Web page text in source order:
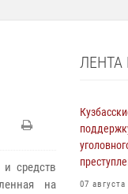
средств
на
ЛЕНТА
07